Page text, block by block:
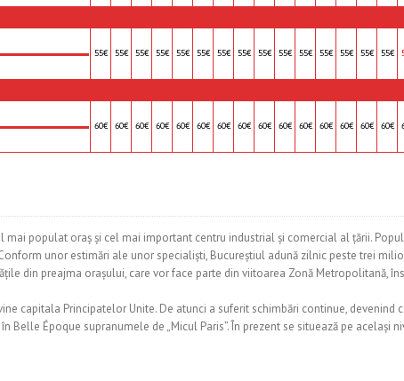
55€ 55€ 55€ 55€ 55€ 55€ 55€ 55€ 55€ 55€ 55€ 55€ 55€ 55€ 55€
60€ 60€ 60€ 60€ 60€ 60€ 60€ 60€ 60€ 60€ 60€ 60€ 60€ 60€ 60€
mai populat oraș și cel mai important centru industrial și comercial al țării.
unor estimări ale unor specialiști, Bucureștiul adună zilnic peste trei
din preajma orașului, care vor face parte din viitoarea Zonă Metropolitană,
capitala Principatelor Unite. De atunci a suferit schimbări continue,
Belle Époque supranumele de „Micul Paris”. În prezent se situează pe același